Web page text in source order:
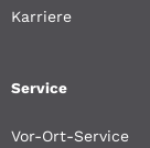
Karriere
Service
Vor-Ort-Service